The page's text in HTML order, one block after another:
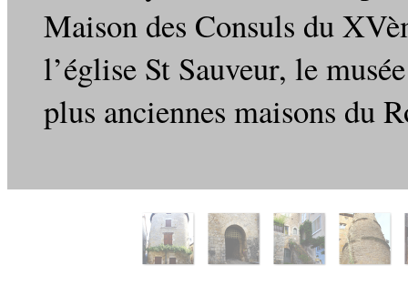
Maison des Consuls du
l’église St Sauveur, le
plus anciennes maisons du